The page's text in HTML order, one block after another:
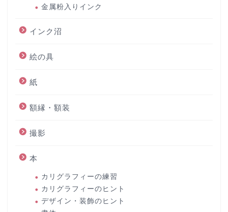
金属粉入りインク
インク沼
絵の具
紙
額縁・額装
撮影
本
カリグラフィーの練習
カリグラフィーのヒント
デザイン・装飾のヒント